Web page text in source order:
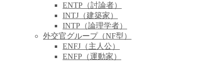
ENTP（討論者）
INTJ（建築家）
INTP（論理学者）
外交官グループ（NF型）
ENFJ（主人公）
ENFP（運動家）